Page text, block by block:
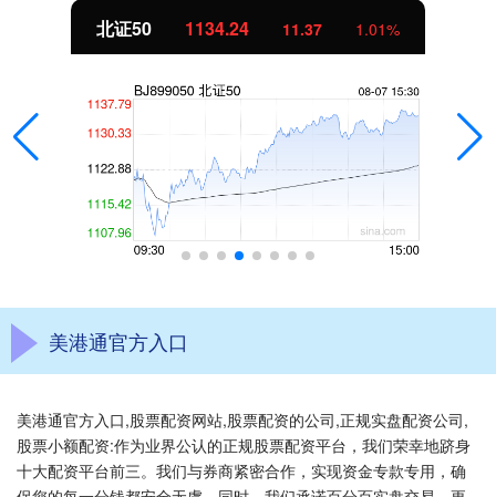
北证50 1134.24 11.37 1.01%
美港通官方入口
美港通官方入口,股票配资网站,股票配资的公司,正规实盘配资公司,
股票小额配资:作为业界公认的正规股票配资平台，我们荣幸地跻身
十大配资平台前三。我们与券商紧密合作，实现资金专款专用，确